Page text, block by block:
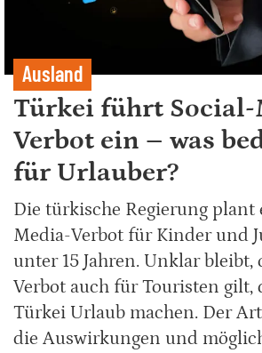
Ausland
Türkei führt Social-
Verbot ein – was
für Urlauber?
Die türkische Regierung plant
Media-Verbot für Kinder und
unter 15 Jahren. Unklar bleibt,
Verbot auch für Touristen gilt,
Türkei Urlaub machen. Der
die Auswirkungen und